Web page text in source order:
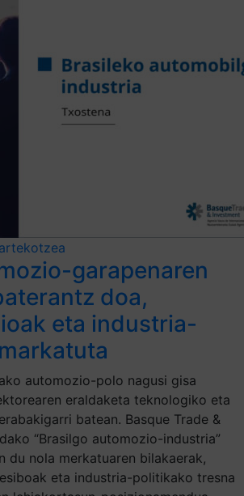
garapenaren
doa,
eta industria-
automozio-polo nagusi gisa
eraldaketa teknologiko eta
batean. Basque Trade &
“Brasilgo automozio-industria”
du nola merkatuaren bilakaerak,
eta industria-politikako tresna